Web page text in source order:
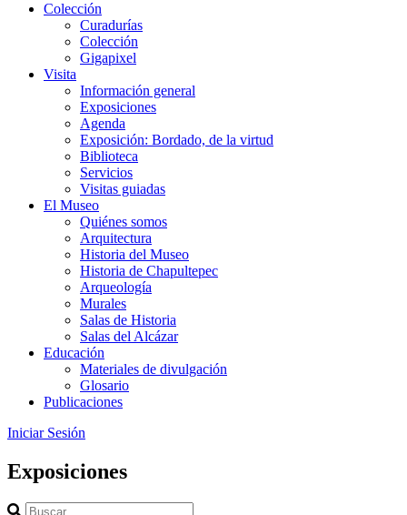
Colección
Curadurías
Colección
Gigapixel
Visita
Información general
Exposiciones
Agenda
Exposición: Bordado, de la virtud
Biblioteca
Servicios
Visitas guiadas
El Museo
Quiénes somos
Arquitectura
Historia del Museo
Historia de Chapultepec
Arqueología
Murales
Salas de Historia
Salas del Alcázar
Educación
Materiales de divulgación
Glosario
Publicaciones
Iniciar Sesión
Exposiciones